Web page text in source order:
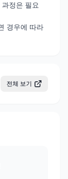
정은 필요
경우에 따라
전체 보기